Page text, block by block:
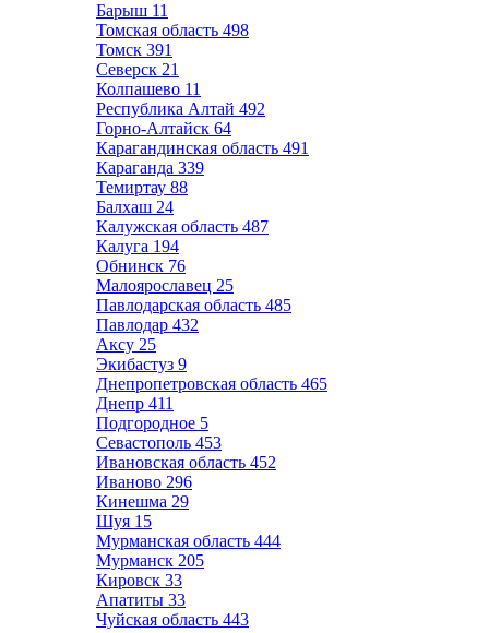
Барыш 11
Томская область 498
Томск 391
Северск 21
Колпашево 11
Республика Алтай 492
Горно-Алтайск 64
Карагандинская область 491
Караганда 339
Темиртау 88
Балхаш 24
Калужская область 487
Калуга 194
Обнинск 76
Малоярославец 25
Павлодарская область 485
Павлодар 432
Аксу 25
Экибастуз 9
Днепропетровская область 465
Днепр 411
Подгородное 5
Севастополь 453
Ивановская область 452
Иваново 296
Кинешма 29
Шуя 15
Мурманская область 444
Мурманск 205
Кировск 33
Апатиты 33
Чуйская область 443